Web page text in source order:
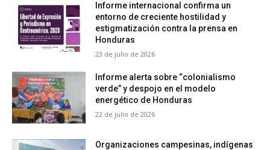
Informe internacional confirma un
entorno de creciente hostilidad y
estigmatización contra la prensa en
Honduras
23 de julio de 2026
Informe alerta sobre “colonialismo
verde” y despojo en el modelo
energético de Honduras
22 de julio de 2026
Organizaciones campesinas, indígenas